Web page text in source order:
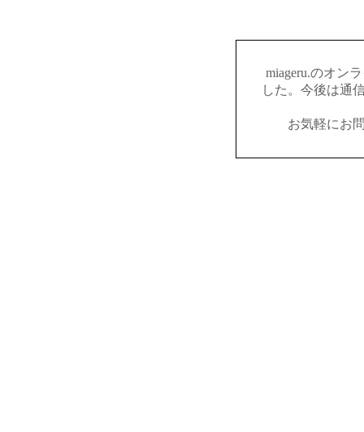
miageru.のオン
した。今後は通
お気軽にお